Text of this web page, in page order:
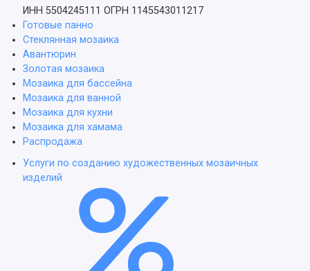
ИНН 5504245111 ОГРН 1145543011217
Готовые панно
Стеклянная мозаика
Авантюрин
Золотая мозаика
Мозаика для бассейна
Мозаика для ванной
Мозаика для кухни
Мозаика для хамама
Распродажа
Услуги по созданию художественных мозаичных
изделий